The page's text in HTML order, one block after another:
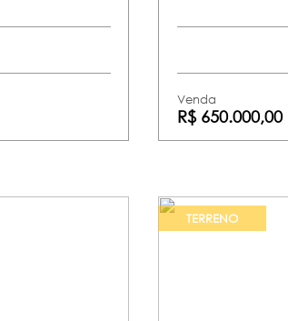
Venda
R$ 650.000,00
TERRENO